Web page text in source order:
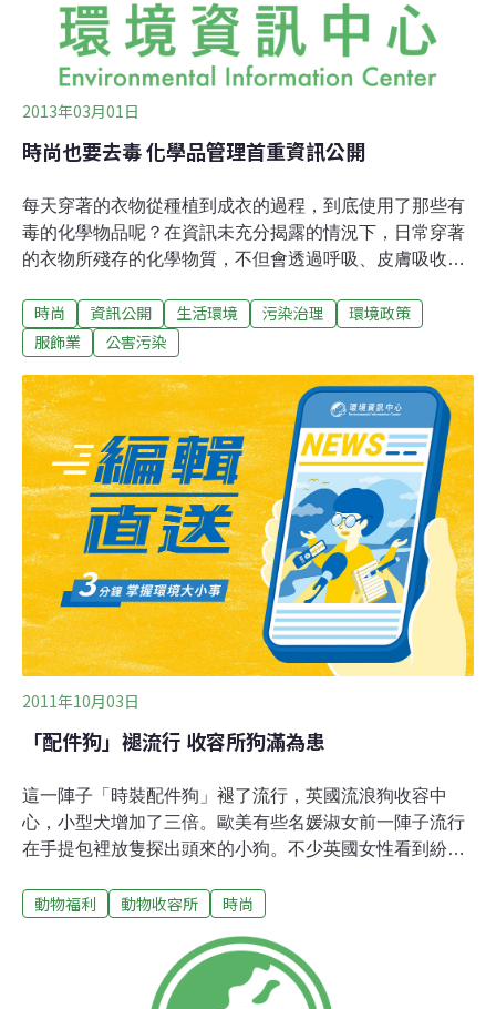
人模特兒來展示服裝的設計師。此後，由於經濟發展、中
產階級的財富累積，時尚產
2013年03月01日
時尚也要去毒 化學品管理首重資訊公開
每天穿著的衣物從種植到成衣的過程，到底使用了那些有
毒的化學物品呢？在資訊未充分揭露的情況下，日常穿著
的衣物所殘存的化學物質，不但會透過呼吸、皮膚吸收到
色和平組織資深科學家David Santillo表示，品牌應負起資
訊公開、毒化物零排放的的企業責任。台灣綠色和平組織
天都要穿的衣物，也難逃有毒化學物質指染。2月27日邀
請具有18年工作資歷的環境科學領域科學家David Santillo
來台分享從紡織業談化學污染管理。每年800億件服裝即
使在服裝上殘留的化學物質低於法律容許量，但像
NPE（壬基酚聚氧乙烯醚）累積在衣物上，仍會影響環
境。綠色和平估算，全球每年約生產800億件服裝，平均
每人每年購買11件新衣的數量，而且每年都有增加的趨
勢；不斷增加的服裝生產，擴大了對環境的影響。綠色和
平指出，從源頭棉
時尚 資訊公開 生活環境 污染治理
環境政策
服飾業
公害污染
2011年10月03日
「配件狗」褪流行 收容所狗滿為患
這一陣子「時裝配件狗」褪了流行，英國流浪狗收容中
心，小型犬增加了三倍。歐美有些名媛淑女前一陣子流行
在手提包裡放隻探出頭來的小狗。不少英國女性看到紛紛
一隻奇娃娃、獅子狗或是比熊犬這類小型狗。這些小型狗
強，根本不讓別的狗甚至人接近主人。現在，把小狗放在
手提包裡當作時尚的風氣過了，再加上主人又受不了這些
動物福利 動物收容所 時尚